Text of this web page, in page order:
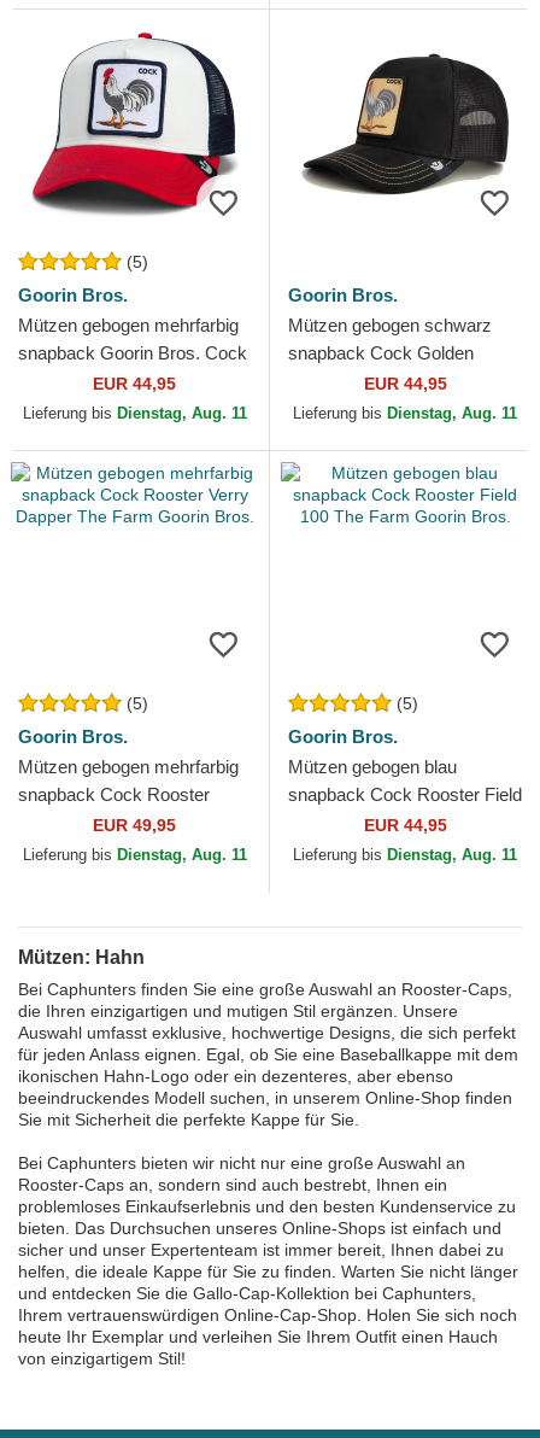
(5)
Goorin Bros.
Mützen gebogen mehrfarbig
snapback Goorin Bros. Cock
Team Rooster Original
Recipe Team Pride The...
EUR 44,95
Lieferung bis Dienstag, Aug. 11
Goorin Bros.
Mützen gebogen schwarz
snapback Cock Golden
Suede The Farm Goorin
Bros.
EUR 44,95
Lieferung bis Dienstag, Aug. 11
(5)
Goorin Bros.
Mützen gebogen mehrfarbig
snapback Cock Rooster
Verry Dapper The Farm
Goorin Bros.
EUR 49,95
Lieferung bis Dienstag, Aug. 11
(5)
Goorin Bros.
Mützen gebogen blau
snapback Cock Rooster Field
100 The Farm Goorin Bros.
EUR 44,95
Lieferung bis Dienstag, Aug. 11
Mützen: Hahn
Bei Caphunters finden Sie eine große Auswahl an Rooster-Caps,
die Ihren einzigartigen und mutigen Stil ergänzen. Unsere
Auswahl umfasst exklusive, hochwertige Designs, die sich perfekt
für jeden Anlass eignen. Egal, ob Sie eine Baseballkappe mit dem
ikonischen Hahn-Logo oder ein dezenteres, aber ebenso
beeindruckendes Modell suchen, in unserem Online-Shop finden
Sie mit Sicherheit die perfekte Kappe für Sie.
Bei Caphunters bieten wir nicht nur eine große Auswahl an
Rooster-Caps an, sondern sind auch bestrebt, Ihnen ein
problemloses Einkaufserlebnis und den besten Kundenservice zu
bieten. Das Durchsuchen unseres Online-Shops ist einfach und
sicher und unser Expertenteam ist immer bereit, Ihnen dabei zu
helfen, die ideale Kappe für Sie zu finden. Warten Sie nicht länger
und entdecken Sie die Gallo-Cap-Kollektion bei Caphunters,
Ihrem vertrauenswürdigen Online-Cap-Shop. Holen Sie sich noch
heute Ihr Exemplar und verleihen Sie Ihrem Outfit einen Hauch
von einzigartigem Stil!